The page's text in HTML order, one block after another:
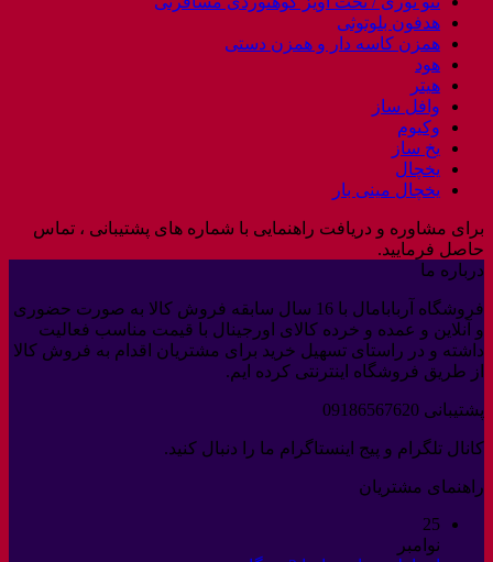
هدفون بلوتوثی
همزن کاسه دار و همزن دستی
هود
هیتر
وافل ساز
وکیوم
یخ ساز
یخچال
یخچال مینی بار
برای مشاوره و دریافت راهنمایی با شماره های پشتیبانی ، تماس
حاصل فرمایید.
درباره ما
فروشگاه آربابامال با 16 سال سابقه فروش کالا به صورت حضوری
و آنلاین و عمده و خرده کالای اورجینال با قیمت مناسب فعالیت
داشته و در راستای تسهیل خرید برای مشتریان اقدام به فروش کالا
از طریق فروشگاه اینترنتی کرده ایم.
پشتیبانی 09186567620
کانال تلگرام و پیج اینستاگرام ما را دنبال کنید.
راهنمای مشتریان
25
نوامبر